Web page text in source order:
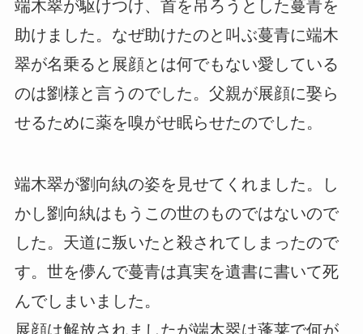
端木翠が駆けつけ、首を吊ろうとした蔓青を
助けました。なぜ助けたのと叫ぶ蔓青に端木
翠が名乗ると展顔とは何でもない愛している
のは劉様と言うのでした。父親が展顔に娶ら
せるために薬を嗅がせ眠らせたのでした。
端木翠が劉向紈の姿を見せてくれました。し
かし劉向紈はもうこの世のものではないので
した。天道に叛いたと殺されてしまったので
す。世を儚んで蔓青は真実を遺書に書いて死
んでしまいました。
展顔は解放されましたが端木翠は蓬莱で何が